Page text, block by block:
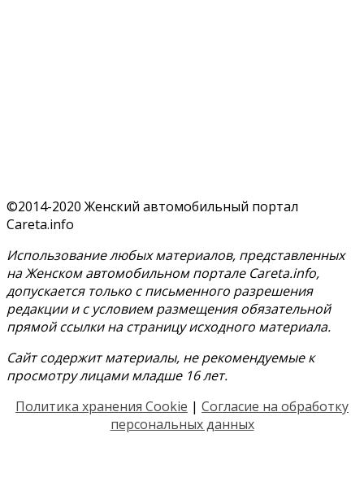
©2014-2020 Женский автомобильный портал
Careta.info
Использование любых материалов, представленных
на Женском автомобильном портале Careta.info,
допускается только с письменного разрешения
редакции и с условием размещения обязательной
прямой ссылки на страницу исходного материала.
Сайт содержит материалы, не рекомендуемые к
просмотру лицами младше 16 лет.
Политика хранения Cookie | Согласие на обработку
персональных данных